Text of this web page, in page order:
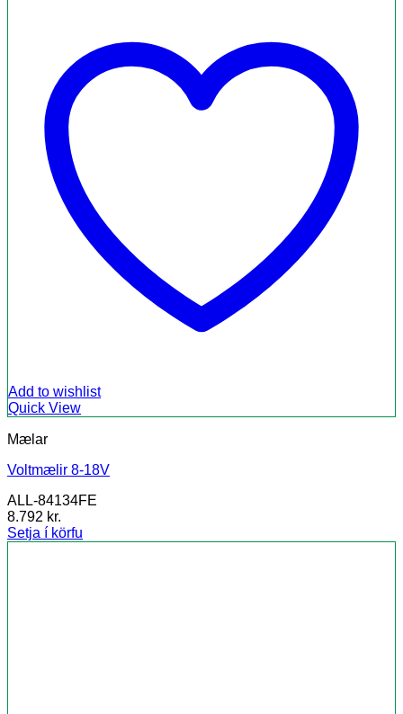
Add to wishlist
Quick View
Mælar
Voltmælir 8-18V
ALL-84134FE
8.792 kr.
Setja í körfu